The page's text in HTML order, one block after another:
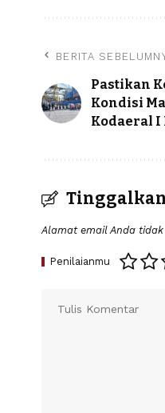
BERITA
Pastikan
Kondisi
Kodaeral
Alamat email Anda
Penilaianmu